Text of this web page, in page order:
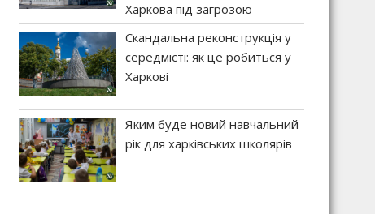
Харкова під загрозою
Скандальна реконструкція у
середмісті: як це робиться у
Харкові
Яким буде новий навчальний
рік для харківських школярів